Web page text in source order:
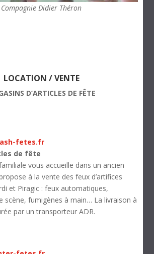
Compagnie Didier Théron
LOCATION / VENTE
D’ARTICLES DE FÊTE
fetes.fr
de fête
vous accueille dans un ancien
à la vente des feux d’artifices
et Piragic : feux automatiques,
scène, fumigènes à main… La livraison à
par un transporteur ADR.